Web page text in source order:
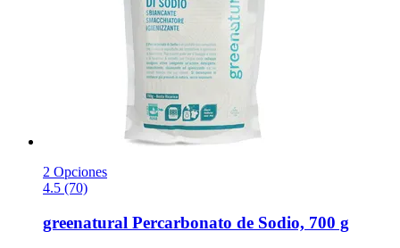
2 Opciones
4.5 (70)
greenatural Percarbonato de Sodio, 700 g